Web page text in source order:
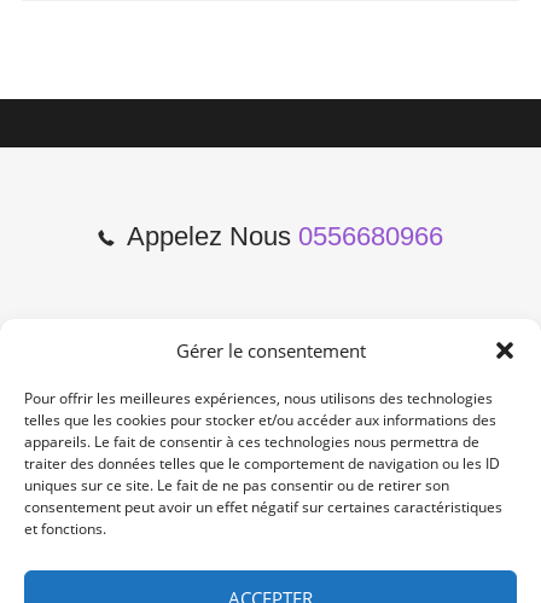
Gérer le consentement
Pour offrir les meilleures expériences, nous utilisons des technologies
telles que les cookies pour stocker et/ou accéder aux informations des
appareils. Le fait de consentir à ces technologies nous permettra de
traiter des données telles que le comportement de navigation ou les ID
uniques sur ce site. Le fait de ne pas consentir ou de retirer son
consentement peut avoir un effet négatif sur certaines caractéristiques
et fonctions.
ACCEPTER
Appelez Nous 0556680966
2 Cours de l'Yser 33800
Bordeaux
Lun-Samedi: 10:00 -19:00
Non Stop
/ /